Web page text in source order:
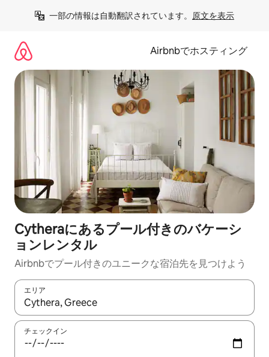
一部の情報は自動翻訳されています。 原文を表示
Airbnbでホスティング
Cytheraにあるプール付きのバケーシ
ョンレンタル
Airbnbでプール付きのユニークな宿泊先を見つけよう
エリア
検索結果が表示されたら、上下の矢印キーを使って移動するか
チェックイン